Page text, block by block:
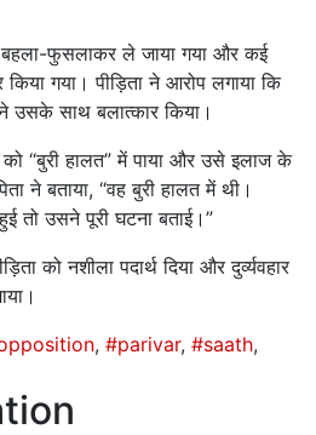
फुसलाकर ले जाया गया और कई
गया। पीड़िता ने आरोप लगाया कि
उसके साथ बलात्कार किया।
“बुरी हालत” में पाया और उसे इलाज के
ने बताया, “वह बुरी हालत में थी।
तो उसने पूरी घटना बताई।”
को नशीला पदार्थ दिया और दुर्व्यवहार
, #parivar, #saath,